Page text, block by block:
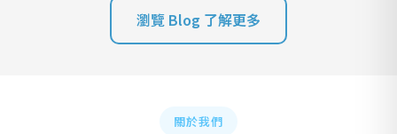
瀏覽 Blog 了解更多
關於我們